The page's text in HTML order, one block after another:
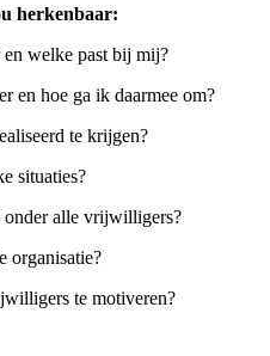
herkenbaar:
welke past bij mij?
en hoe ga ik daarmee om?
te krijgen?
situaties?
alle vrijwilligers?
organisatie?
te motiveren?